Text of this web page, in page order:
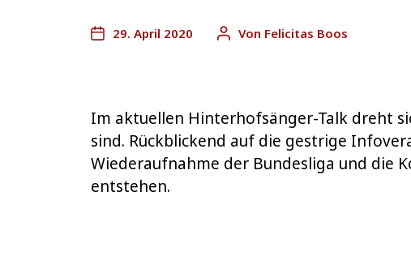
29. April 2020 Von Felicitas Boos
Im aktuellen Hinterhofsänger-Talk dreht
sind. Rückblickend auf die gestrige
Wiederaufnahme der Bundesliga und die
entstehen.